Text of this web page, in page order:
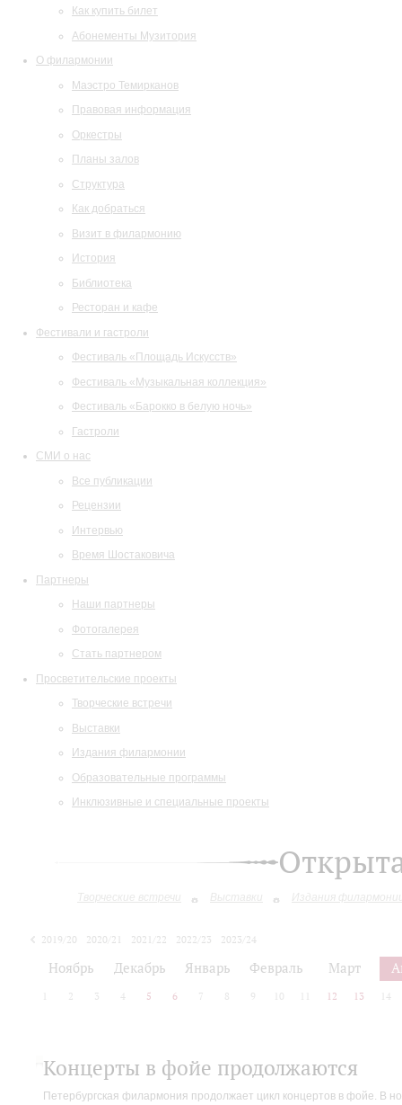
Как купить билет
Абонементы Музитория
О филармонии
Маэстро Темирканов
Правовая информация
Оркестры
Планы залов
Структура
Как добраться
Визит в филармонию
История
Библиотека
Ресторан и кафе
Фестивали и гастроли
Фестиваль «Площадь Искусств»
Фестиваль «Музыкальная коллекция»
Фестиваль «Барокко в белую ночь»
Гастроли
СМИ о нас
Все публикации
Рецензии
Интервью
Время Шостаковича
Партнеры
Наши партнеры
Фотогалерея
Стать партнером
Просветительские проекты
Творческие встречи
Выставки
Издания филармонии
Образовательные программы
Инклюзивные и специальные проекты
Творческие встречи Выставки Издания
2019/20 2020/21 2021/22 2022/23
2023/24
Ноябрь Декабрь Январь Февраль Март
2 3 4 5 6 7 8 9 10 12 13 14
Концерты в фойе продолжаются
Петербургская филармония продолжает цикл концертов в фойе. В